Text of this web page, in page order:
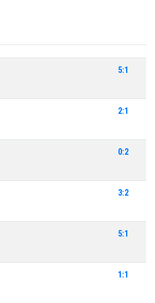
5:1
2:1
0:2
3:2
5:1
1:1